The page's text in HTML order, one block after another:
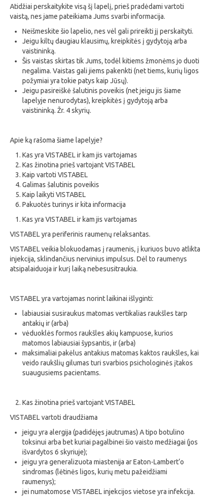
Atidžiai perskaitykite visą šį lapelį, prieš pradėdami vartoti
vaistą, nes jame pateikiama Jums svarbi informacija.
Neišmeskite šio lapelio, nes vėl gali prireikti jį perskaityti.
Jeigu kiltų daugiau klausimų, kreipkitės į gydytoją arba
vaistininką.
Šis vaistas skirtas tik Jums, todėl kitiems žmonėms jo duoti
negalima. Vaistas gali jiems pakenkti (net tiems, kurių ligos
požymiai yra tokie patys kaip Jūsų).
Jeigu pasireiškė šalutinis poveikis (net jeigu jis šiame
lapelyje nenurodytas), kreipkitės į gydytoją arba
vaistininką. Žr. 4 skyrių.
Apie ką rašoma šiame lapelyje?
Kas yra VISTABEL ir kam jis vartojamas
Kas žinotina prieš vartojant VISTABEL
Kaip vartoti VISTABEL
Galimas šalutinis poveikis
Kaip laikyti VISTABEL
Pakuotės turinys ir kita informacija
Kas yra VISTABEL ir kam jis vartojamas
VISTABEL yra periferinis raumenų relaksantas.
VISTABEL veikia blokuodamas į raumenis, į kuriuos buvo atlikta
injekcija, sklindančius nervinius impulsus. Dėl to raumenys
atsipalaiduoja ir kurį laiką nebesusitraukia.
VISTABEL yra vartojamas norint laikinai išlyginti:
labiausiai susiraukus matomas vertikalias raukšles tarp
antakių ir (arba)
vėduoklės formos raukšles akių kampuose, kurios
matomos labiausiai šypsantis, ir (arba)
maksimaliai pakėlus antakius matomas kaktos raukšles, kai
veido raukšlių gilumas turi svarbios psichologinės įtakos
suaugusiems pacientams.
Kas žinotina prieš vartojant VISTABEL
VISTABEL vartoti draudžiama
jeigu yra alergija (padidėjęs jautrumas) A tipo botulino
toksinui arba bet kuriai pagalbinei šio vaisto medžiagai (jos
išvardytos 6 skyriuje);
jeigu yra generalizuota miastenija ar Eaton-Lambert‘o
sindromas (lėtinės ligos, kurių metu pažeidžiami
raumenys);
jei numatomose VISTABEL injekcijos vietose yra infekcija.